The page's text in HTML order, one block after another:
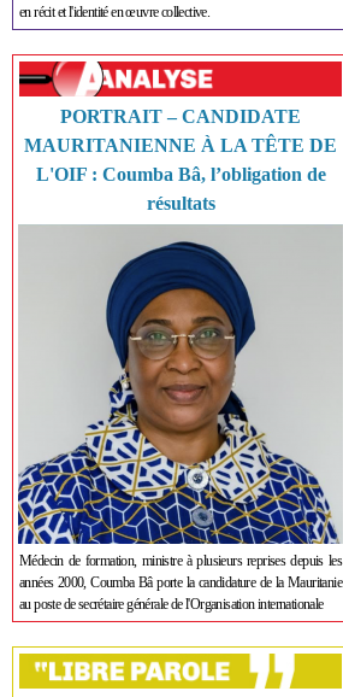
en récit et l'identité en œuvre collective.
PORTRAIT – CANDIDATE
MAURITANIENNE À LA TÊTE DE
L'OIF : Coumba Bâ, l’obligation de
résultats
Médecin de formation, ministre à plusieurs reprises depuis les
années 2000, Coumba Bâ porte la candidature de la Mauritanie
au poste de secrétaire générale de l'Organisation internationale